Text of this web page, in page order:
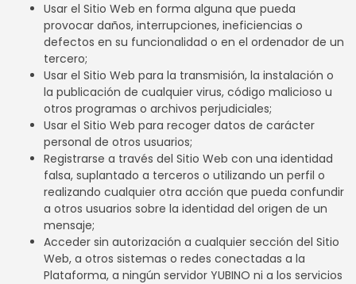
Usar el Sitio Web en forma alguna que pueda
provocar daños, interrupciones, ineficiencias o
defectos en su funcionalidad o en el ordenador de un
tercero;
Usar el Sitio Web para la transmisión, la instalación o
la publicación de cualquier virus, código malicioso u
otros programas o archivos perjudiciales;
Usar el Sitio Web para recoger datos de carácter
personal de otros usuarios;
Registrarse a través del Sitio Web con una identidad
falsa, suplantado a terceros o utilizando un perfil o
realizando cualquier otra acción que pueda confundir
a otros usuarios sobre la identidad del origen de un
mensaje;
Acceder sin autorización a cualquier sección del Sitio
Web, a otros sistemas o redes conectadas a la
Plataforma, a ningún servidor YUBINO ni a los servicios